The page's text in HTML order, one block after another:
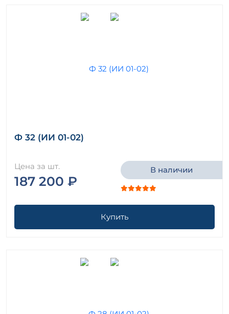
Ф 32 (ИИ 01-02)
Цена за шт.
187 200 ₽
В наличии
Купить